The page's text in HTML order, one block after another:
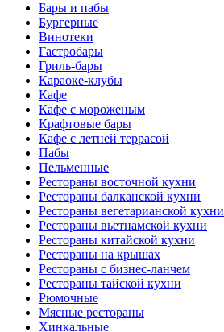
Бары и пабы
Бургерные
Винотеки
Гастробары
Гриль-бары
Караоке-клубы
Кафе
Кафе с мороженым
Крафтовые бары
Кафе с летней террасой
Пабы
Пельменные
Рестораны восточной кухни
Рестораны балканской кухни
Рестораны вегетарианской кухни
Рестораны вьетнамской кухни
Рестораны китайской кухни
Рестораны на крышах
Рестораны с бизнес-ланчем
Рестораны тайской кухни
Рюмочные
Мясные рестораны
Хинкальные